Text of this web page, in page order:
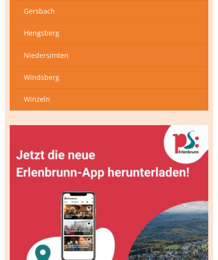
Gersbach
Hengsberg
Niedersimten
Windsberg
Winzeln